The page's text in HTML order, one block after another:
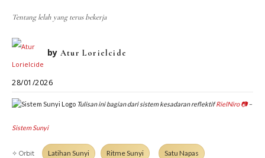
Tentang lelah yang terus bekerja
by Atur Lorielcide
28/01/2026
Tulisan ini bagian dari sistem kesadaran reflektifRielNiro 📷–
Sistem Sunyi
✧ Orbit Latihan Sunyi Ritme Sunyi Satu Napas